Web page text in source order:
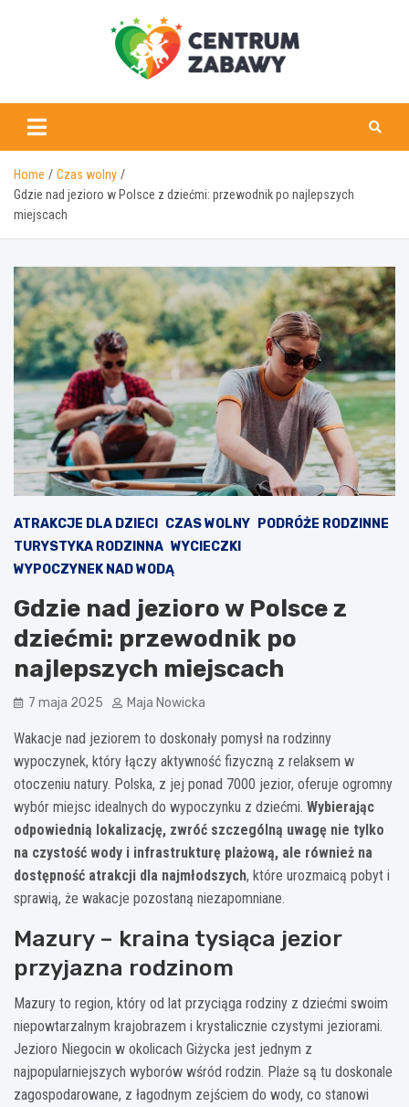
centrumzabawy.pl
Home
Czas wolny
Gdzie nad jezioro w Polsce z dziećmi: przewodnik po najlepszych
miejscach
ATRAKCJE DLA DZIECI CZAS WOLNY
PODRÓŻE RODZINNE
TURYSTYKA RODZINNA WYCIECZKI
WYPOCZYNEK NAD WODĄ
Gdzie nad jezioro w Polsce z
dziećmi: przewodnik po
najlepszych miejscach
7 maja 2025 Maja Nowicka
Wakacje nad jeziorem to doskonały pomysł na rodzinny
wypoczynek, który łączy aktywność fizyczną z relaksem w
otoczeniu natury. Polska, z jej ponad 7000 jezior, oferuje ogromny
wybór miejsc idealnych do wypoczynku z dziećmi. Wybierając
odpowiednią lokalizację, zwróć szczególną uwagę nie tylko
na czystość wody i infrastrukturę plażową, ale również na
dostępność atrakcji dla najmłodszych, które urozmaicą pobyt i
sprawią, że wakacje pozostaną niezapomniane.
Mazury – kraina tysiąca jezior
przyjazna rodzinom
Mazury to region, który od lat przyciąga rodziny z dziećmi swoim
niepowtarzalnym krajobrazem i krystalicznie czystymi jeziorami.
Jezioro Niegocin w okolicach Giżycka jest jednym z
najpopularniejszych wyborów wśród rodzin. Plaże są tu doskonale
zagospodarowane, z łagodnym zejściem do wody, co stanowi